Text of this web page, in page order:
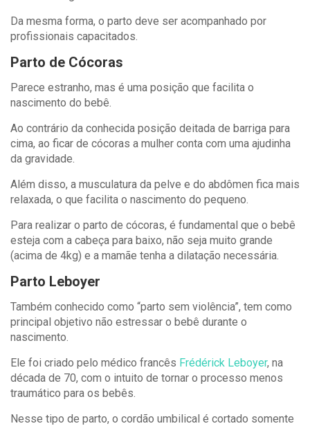
Da mesma forma, o parto deve ser acompanhado por
profissionais capacitados.
Parto de Cócoras
Parece estranho, mas é uma posição que facilita o
nascimento do bebê.
Ao contrário da conhecida posição deitada de barriga para
cima, ao ficar de cócoras a mulher conta com uma ajudinha
da gravidade.
Além disso, a musculatura da pelve e do abdômen fica mais
relaxada, o que facilita o nascimento do pequeno.
Para realizar o parto de cócoras, é fundamental que o bebê
esteja com a cabeça para baixo, não seja muito grande
(acima de 4kg) e a mamãe tenha a dilatação necessária.
Parto Leboyer
Também conhecido como “parto sem violência”, tem como
principal objetivo não estressar o bebê durante o
nascimento.
Ele foi criado pelo médico francês Frédérick Leboyer, na
década de 70, com o intuito de tornar o processo menos
traumático para os bebês.
Nesse tipo de parto, o cordão umbilical é cortado somente